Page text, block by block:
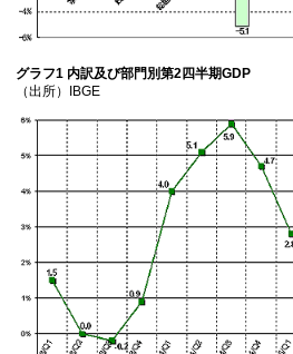
グラフ1 内訳及び部門別第2四半期GDP
（出所）IBGE